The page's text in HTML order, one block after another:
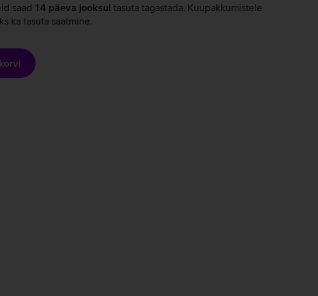
saad 14 päeva jooksul tasuta tagastada. Kuupakkumistele
ka tasuta saatmine.